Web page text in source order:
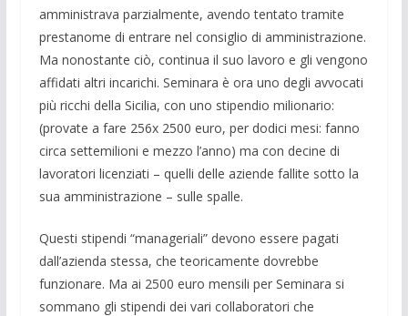
amministrava parzialmente, avendo tenta­to tramite
prestanome di entrare nel consi­glio di amministrazione.
Ma nonostante ciò, continua il suo lavoro e gli vengono
affidati altri incarichi. Seminara è ora uno degli avvocati
più ricchi della Sicilia, con uno stipendio milionario:
(provate a fare 256x 2500 euro, per dodici mesi: fanno
circa settemilioni e mezzo l’anno) ma con decine di
lavoratori licenziati – quelli del­le aziende fallite sotto la
sua amministra­zione – sulle spalle.
Questi stipendi “manageriali” devono essere pagati
dall’azienda stessa, che teo­ricamente dovrebbe
funzionare. Ma ai 2500 euro mensili per Seminara si
som­mano gli stipendi dei vari collaboratori che